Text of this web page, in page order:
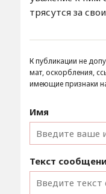
трясутся за
К публикации не
мат, оскорбления,
имеющие признаки
Имя
Текст